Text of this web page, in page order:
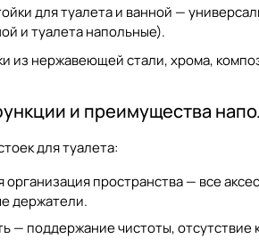
для туалета и ванной —
и туалета напольные).
из нержавеющей стали, хрома,
и преимущества
для туалета:
организация пространства — все
держатели.
— поддержание чистоты,